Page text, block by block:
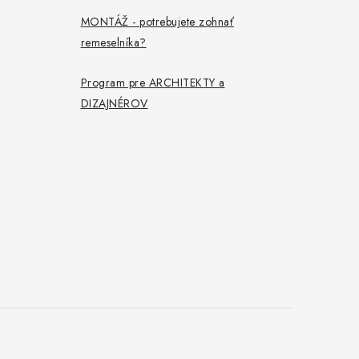
MONTÁŽ - potrebujete zohnať
remeselníka?
Program pre ARCHITEKTY a
DIZAJNÉROV